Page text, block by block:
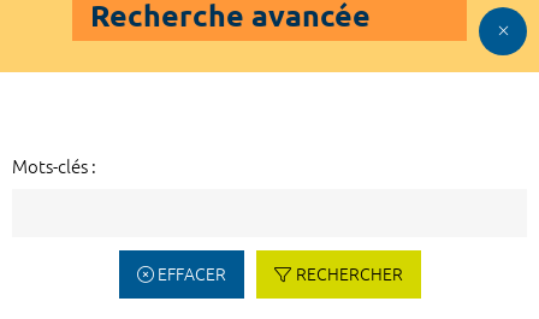
Recherche avancée
Mots-clés :
EFFACER RECHERCHER